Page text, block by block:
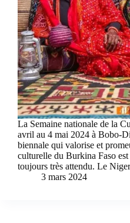
La Semaine nationale de la
avril au 4 mai 2024 à Bobo-
biennale qui valorise et
culturelle du Burkina Faso
toujours très attendu. Le
3 mars 2024